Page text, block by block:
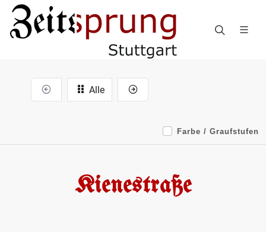
Alle
Farbe / Graufstufen
Kienestraße